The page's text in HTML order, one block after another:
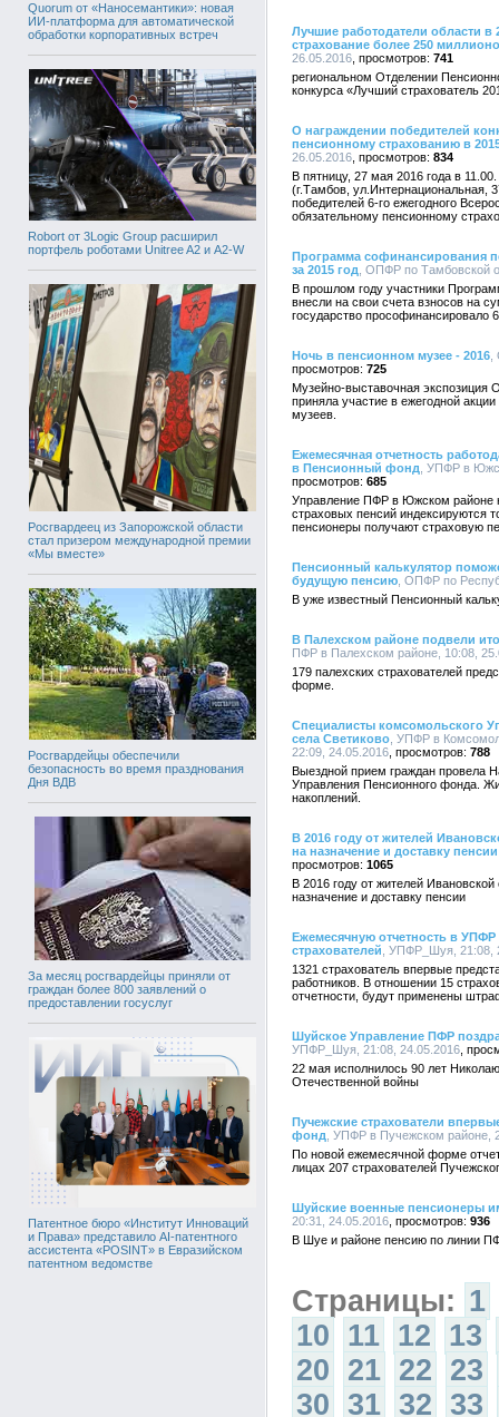
Quorum от «Наносемантики»: новая
ИИ-платформа для автоматической
обработки корпоративных встреч
Robort от 3Logic Group расширил
портфель роботами Unitree A2 и A2-W
Росгвардеец из Запорожской области
стал призером международной премии
«Мы вместе»
Росгвардейцы обеспечили
безопасность во время празднования
Дня ВДВ
За месяц росгвардейцы приняли от
граждан более 800 заявлений о
предоставлении госуслуг
Патентное бюро «Институт Инноваций
и Права» представило AI-патентного
ассистента «POSINT» в Евразийском
патентном ведомстве
Лучшие работодатели области в
страхование более 250
26.05.2016
741
региональном Отделении
конкурса «Лучший страхователь
О награждении победителей
пенсионному страхованию в
26.05.2016
834
В пятницу, 27 мая 2016 года в
(г.Тамбов, ул.Интернациональная,
победителей 6-го ежегодного
обязательному пенсионному
Программа софинансирования
за 2015 год , ОПФР по Тамбовской
В прошлом году участники
внесли на свои счета взносов на
государство прософинансировало
Ночь в пенсионном музее - 2016
725
Музейно-выставочная экспозиция
приняла участие в ежегодной
музеев.
Ежемесячная отчетность
в Пенсионный фонд , УПФР в
685
Управление ПФР в Южском районе
страховых пенсий индексируются
пенсионеры получают страховую
Пенсионный калькулятор
будущую пенсию , ОПФР по
В уже известный Пенсионный
В Палехском районе подвели
ПФР в Палехском районе, 10:08,
179 палехских страхователей
форме.
Специалисты комсомольского
села Светиково , УПФР в
22:09, 24.05.2016
788
Выездной прием граждан провела
Управления Пенсионного фонда.
накоплений.
В 2016 году от жителей
на назначение и доставку пенсии
1065
В 2016 году от жителей
назначение и доставку пенсии
Ежемесячную отчетность в
страхователей , УПФР_Шуя, 21:08,
1321 страхователь впервые
работников. В отношении 15
отчетности, будут применены
Шуйское Управление ПФР
УПФР_Шуя, 21:08, 24.05.2016
22 мая исполнилось 90 лет
Отечественной войны
Пучежские страхователи
фонд , УПФР в Пучежском районе,
По новой ежемесячной форме
лицах 207 страхователей
Шуйские военные пенсионеры
20:31, 24.05.2016
936
В Шуе и районе пенсию по линии
Страницы: 1
10 11 12 13
20 21 22 23
30 31 32 33